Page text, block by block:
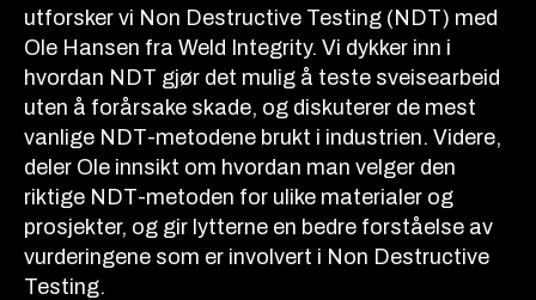
utforsker vi Non Destructive Testing (NDT) med
Ole Hansen fra Weld Integrity. Vi dykker inn i
hvordan NDT gjør det mulig å teste sveisearbeid
uten å forårsake skade, og diskuterer de mest
vanlige NDT-metodene brukt i industrien. Videre,
deler Ole innsikt om hvordan man velger den
riktige NDT-metoden for ulike materialer og
prosjekter, og gir lytterne en bedre forståelse av
vurderingene som er involvert i Non Destructive
Testing.